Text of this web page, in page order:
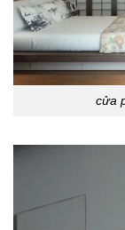
cửa